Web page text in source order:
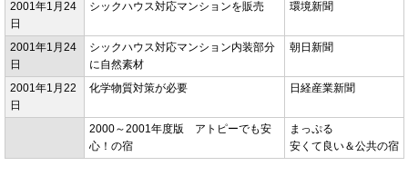
2001年1月24
日
シックハウス対応マンションを販売 環境新聞
2001年1月24
日
シックハウス対応マンション内装部分
に自然素材
朝日新聞
2001年1月22
日
化学物質対策が必要 日経産業新聞
2000～2001年度版 アトピーでも安
心！の宿
まっぷる
安くて良い＆公共の宿